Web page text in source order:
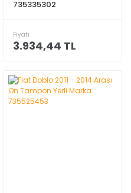
735335302
Fiyatı
3.934,44 TL